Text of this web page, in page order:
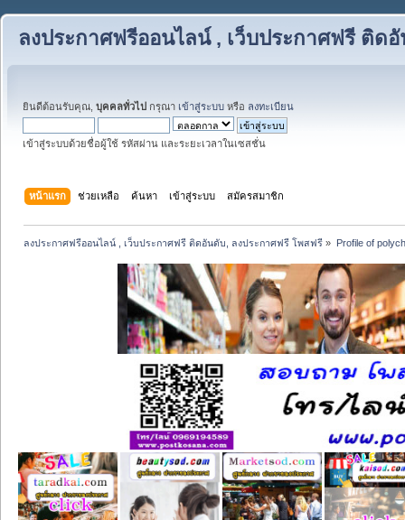
ลงประกาศฟรีออนไลน์ , เว็บประกาศฟรี ติด
ยินดีต้อนรับคุณ, บุคคลทั่วไป กรุณา เข้าสู่ระบบ หรือ ลงทะเบียน
เข้าสู่ระบบด้วยชื่อผู้ใช้ รหัสผ่าน และระยะเวลาในเซสชั่น
หน้าแรก ช่วยเหลือ ค้นหา เข้าสู่ระบบ สมัครสมาชิก
ลงประกาศฟรีออนไลน์ , เว็บประกาศฟรี ติดอันดับ, ลงประกาศฟรี โพสฟรี » Profile of